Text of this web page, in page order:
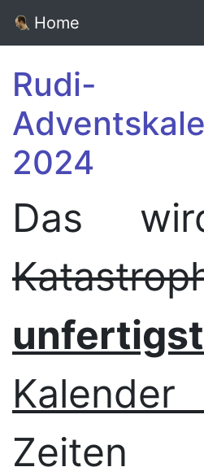
Home
Rudi-
2024
Das
Zeiten